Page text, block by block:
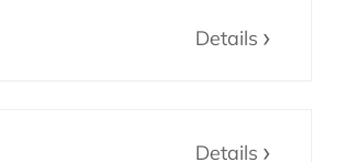
Details
Details